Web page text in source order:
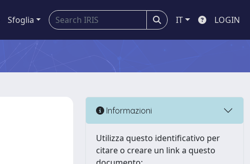
Sfoglia IT LOGIN
Informazioni
Utilizza questo identificativo per
citare o creare un link a questo